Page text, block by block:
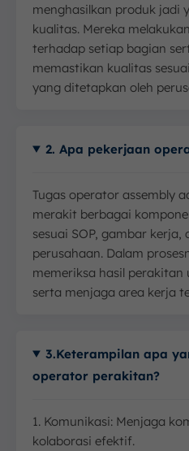
menghasilkan produk jadi
kualitas. Mereka
terhadap setiap bagian
memastikan kualitas
yang ditetapkan oleh
2. Apa pekerjaan
Tugas operator assembly
merakit berbagai
sesuai SOP, gambar
perusahaan. Dalam
memeriksa hasil
serta menjaga area kerja
3.Keterampilan apa
operator perakitan?
1. Komunikasi: Menjaga
kolaborasi efektif.